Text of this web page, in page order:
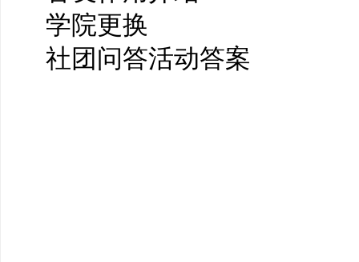
学院更换
社团问答活动答案